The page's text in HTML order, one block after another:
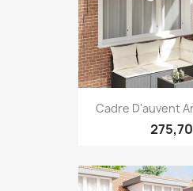
Cadre D'auvent